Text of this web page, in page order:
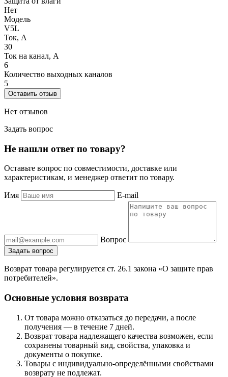
Нет
Модель
V5L
Ток, А
30
Ток на канал, А
6
Количество выходных каналов
5
Оставить отзыв
Нет отзывов
Задать вопрос
Не нашли ответ по товару?
Оставьте вопрос по совместимости, доставке или
характеристикам, и менеджер ответит по товару.
Имя E-mail
Вопрос
Задать вопрос
Возврат товара регулируется ст. 26.1 закона «О защите прав
потребителей».
Основные условия возврата
От товара можно отказаться до передачи, а после
получения — в течение 7 дней.
Возврат товара надлежащего качества возможен, если
сохранены товарный вид, свойства, упаковка и
документы о покупке.
Товары с индивидуально-определёнными свойствами
возврату не подлежат.